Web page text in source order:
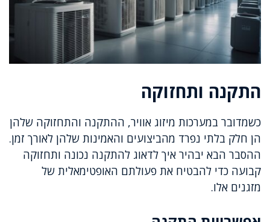
התקנה ותחזוקה
כשמדובר במערכות מיזוג אוויר, ההתקנה והתחזוקה שלהן
הן חלק בלתי נפרד מהביצועים והאמינות שלהן לאורך זמן.
ההסבר הבא יבהיר איך לדאוג להתקנה נכונה ותחזוקה
קבועה כדי להבטיח את פעולתם האופטימאלית של
מזגנים אלו.